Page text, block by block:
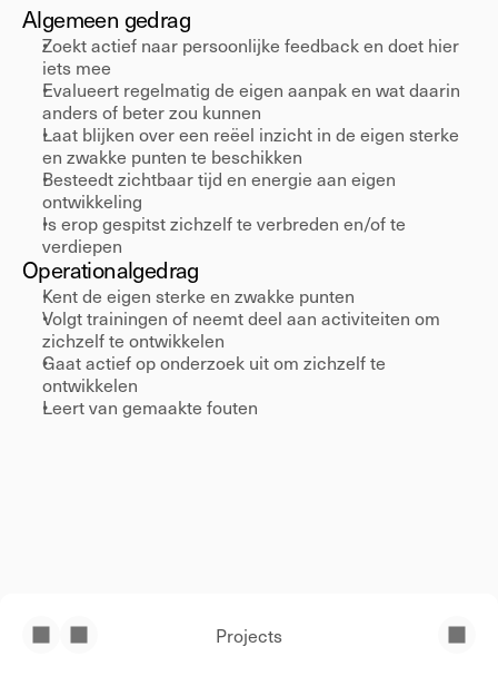
Projects
Algemeen gedrag
Zoekt actief naar persoonlijke feedback en doet hier
iets mee
Evalueert regelmatig de eigen aanpak en wat daarin
anders of beter zou kunnen
Laat blijken over een reëel inzicht in de eigen sterke
en zwakke punten te beschikken
Besteedt zichtbaar tijd en energie aan eigen
ontwikkeling
Is erop gespitst zichzelf te verbreden en/of te
verdiepen
Operationalgedrag
Kent de eigen sterke en zwakke punten
Volgt trainingen of neemt deel aan activiteiten om
zichzelf te ontwikkelen
Gaat actief op onderzoek uit om zichzelf te
ontwikkelen
Leert van gemaakte fouten